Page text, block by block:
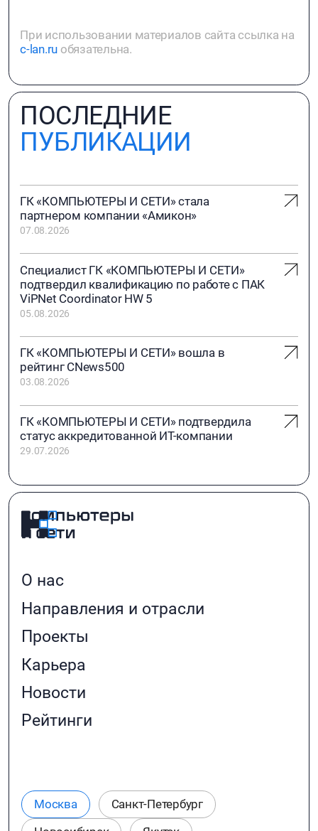
При использовании материалов сайта ссылка на
c-lan.ru обязательна.
ПОСЛЕДНИЕ
ПУБЛИКАЦИИ
ГК «КОМПЬЮТЕРЫ И СЕТИ» стала
партнером компании «Амикон»
07.08.2026
Специалист ГК «КОМПЬЮТЕРЫ И СЕТИ»
подтвердил квалификацию по работе с ПАК
ViPNet Coordinator HW 5
05.08.2026
ГК «КОМПЬЮТЕРЫ И СЕТИ» вошла в
рейтинг CNews500
03.08.2026
ГК «КОМПЬЮТЕРЫ И СЕТИ» подтвердила
статус аккредитованной ИТ-компании
29.07.2026
О нас
Направления и отрасли
Проекты
Карьера
Новости
Рейтинги
Москва
Санкт-Петербург